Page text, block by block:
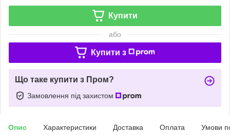
Купити
або
Купити з
Що таке купити з Пром?
Замовлення під захистом
Опис Характеристики Доставка Оплата Умови